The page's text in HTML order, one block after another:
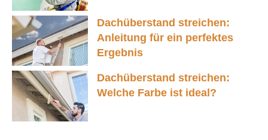
Dachüberstand streichen:
Anleitung für ein perfektes
Ergebnis
Dachüberstand streichen:
Welche Farbe ist ideal?